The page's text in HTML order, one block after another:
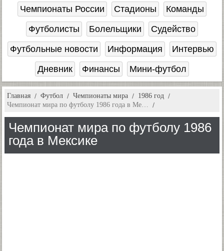
Чемпионаты России
Стадионы
Команды
Футболисты
Болельщики
Судейство
Футбольные новости
Информация
Интервью
Дневник
Финансы Мини-футбол
Главная Футбол Чемпионаты мира
1986 год
Чемпионат мира по футболу 1986 года в Ме…
Чемпионат мира по футболу 1986
года в Мексике